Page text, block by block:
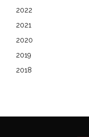
2022
2021
2020
2019
2018